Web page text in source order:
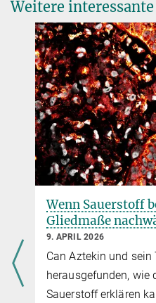
Jeanette Müller
Press Office
presse-bio@tuebingen.mpg.de
Weitere
Wenn Sauerstoff
Gliedmaße
9. APRIL 2026
Can Aztekin und sein
herausgefunden, wie
Sauerstoff erklären